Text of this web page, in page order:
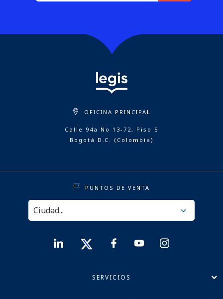
OFICINA PRINCIPAL
Calle 94a No 13-72, Piso 5
Bogotá D.C. (Colombia)
PUNTOS DE VENTA
SERVICIOS